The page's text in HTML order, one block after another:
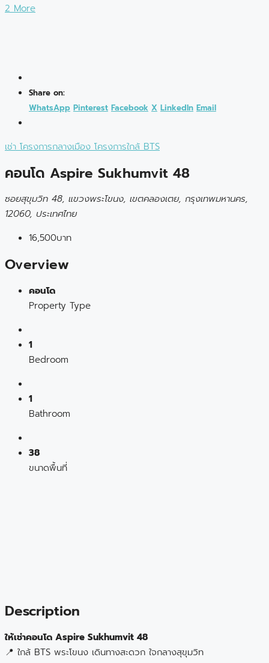
2 More
Share on:
WhatsApp Pinterest Facebook X LinkedIn Email
เช่า โครงการกลางเมือง โครงการใกล้ BTS
คอนโด Aspire Sukhumvit 48
ซอยสุขุมวิท 48, แขวงพระโขนง, เขตคลองเตย, กรุงเทพมหานคร,
12060, ประเทศไทย
16,500บาท
Overview
คอนโด
Property Type
1
Bedroom
1
Bathroom
38
ขนาดพื้นที่
Description
ให้เช่าคอนโด Aspire Sukhumvit 48
📍 ใกล้ BTS พระโขนง เดินทางสะดวก ใจกลางสุขุมวิท